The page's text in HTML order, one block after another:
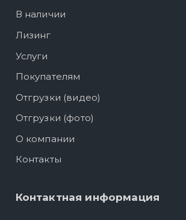
В наличии
Лизинг
Услуги
Покупателям
Отгрузки (видео)
Отгрузки (фото)
О компании
Контакты
Контактная информация